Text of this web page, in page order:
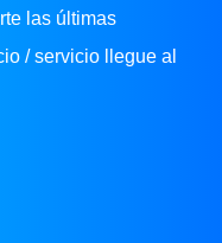
las últimas
/ servicio llegue al